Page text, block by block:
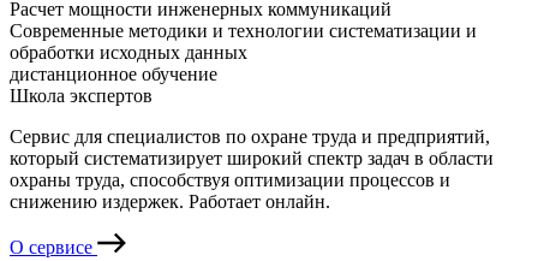
Расчет мощности инженерных коммуникаций
Современные методики и технологии систематизации и
обработки исходных данных
дистанционное обучение
Школа экспертов
Сервис для специалистов по охране труда и предприятий,
который систематизирует широкий спектр задач в области
охраны труда, способствуя оптимизации процессов и
снижению издержек. Работает онлайн.
О сервисе